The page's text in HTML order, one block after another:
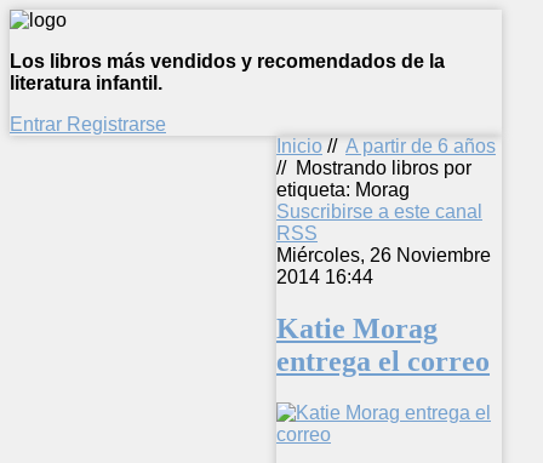
Los libros más vendidos y recomendados de la
literatura infantil.
Entrar Registrarse
Inicio // A partir de 6 años
// Mostrando libros por
etiqueta: Morag
Suscribirse a este canal
RSS
Miércoles, 26 Noviembre
2014 16:44
Katie Morag
entrega el correo